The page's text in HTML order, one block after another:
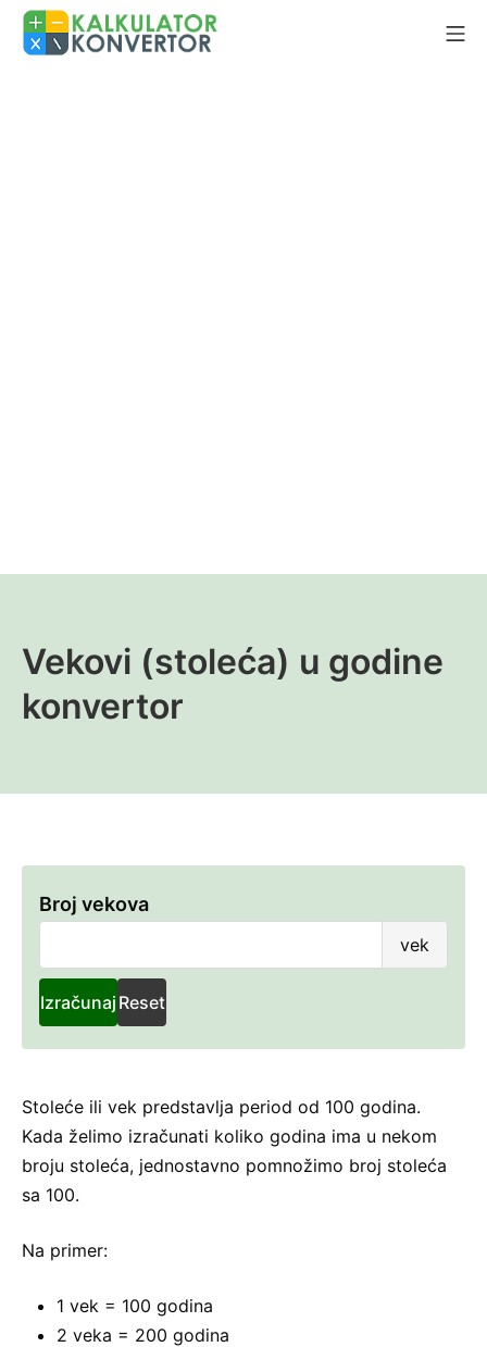
Skip
Vekovi (stoleća) u godine
konvertor
Broj vekova
vek
Izračunaj Reset
Stoleće ili vek predstavlja period od 100 godina.
Kada želimo izračunati koliko godina ima u nekom
broju stoleća, jednostavno pomnožimo broj stoleća
sa 100.
Na primer:
1 vek = 100 godina
2 veka = 200 godina